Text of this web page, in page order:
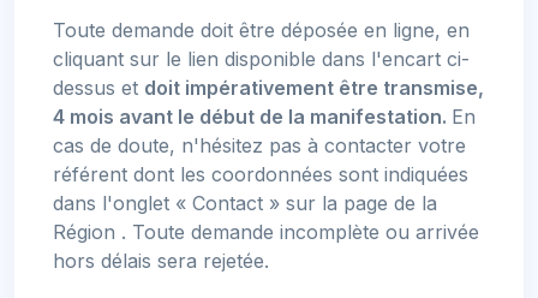
Toute demande doit être déposée en ligne, en
cliquant sur le lien disponible dans l'encart ci-
dessus et doit impérativement être transmise,
4 mois avant le début de la manifestation. En
cas de doute, n'hésitez pas à contacter votre
référent dont les coordonnées sont indiquées
dans l'onglet « Contact » sur la page de la
Région . Toute demande incomplète ou arrivée
hors délais sera rejetée.